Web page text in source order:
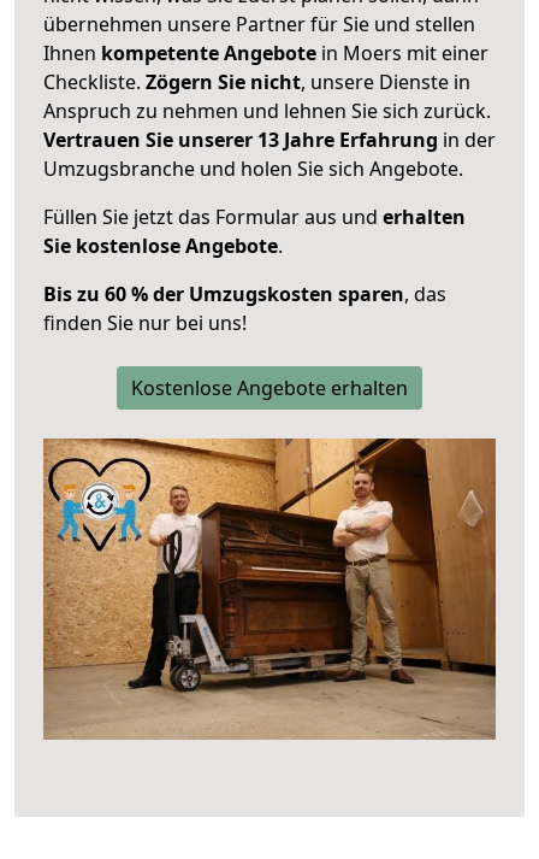
übernehmen unsere Partner für Sie und stellen
Ihnen kompetente Angebote in Moers mit einer
Checkliste. Zögern Sie nicht, unsere Dienste in
Anspruch zu nehmen und lehnen Sie sich zurück.
Vertrauen Sie unserer 13 Jahre Erfahrung in der
Umzugsbranche und holen Sie sich Angebote.
Füllen Sie jetzt das Formular aus und erhalten
Sie kostenlose Angebote.
Bis zu 60 % der Umzugskosten sparen, das
finden Sie nur bei uns!
Kostenlose Angebote erhalten